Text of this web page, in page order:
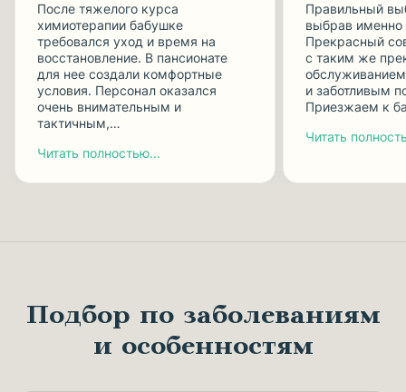
После тяжелого курса
химиотерапии бабушке
требовался уход и время на
восстановление. В пансионате
для нее создали комфортные
условия. Персонал оказался
очень внимательным и
тактичным,…
Читать полностью...
Правильный
выбрав
Прекрасный
с таким же
и заботливым
Приезжаем к
Читать
Подбор по заболеваниям
и особенностям